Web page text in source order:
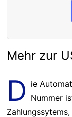
Mehr zur
D ie
Nummer